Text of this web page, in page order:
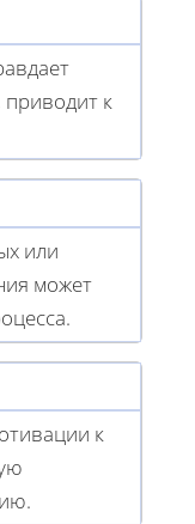
к
или
может
к